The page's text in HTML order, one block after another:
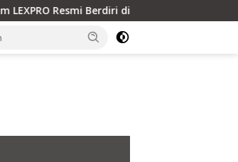
Berdiri di Jakarta Pusat, Siap Berikan Solusi